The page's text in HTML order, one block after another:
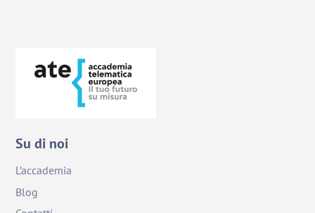
Su di noi
L’accademia
Blog